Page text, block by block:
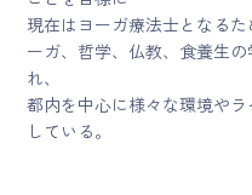
現在はヨーガ療法士となる
ーガ、哲学、仏教、食養生
れ、
都内を中心に様々な環境や
している。